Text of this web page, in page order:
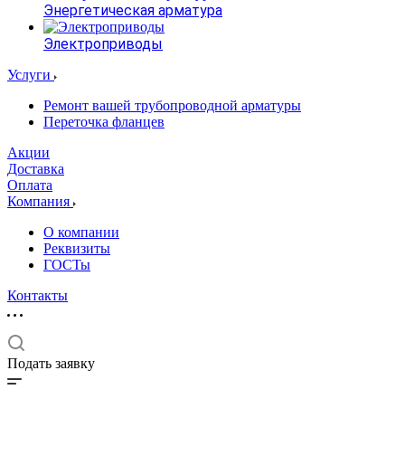
Энергетическая арматура
Электроприводы
Услуги
Ремонт вашей трубопроводной арматуры
Переточка фланцев
Акции
Доставка
Оплата
Компания
О компании
Реквизиты
ГОСТы
Контакты
Подать заявку